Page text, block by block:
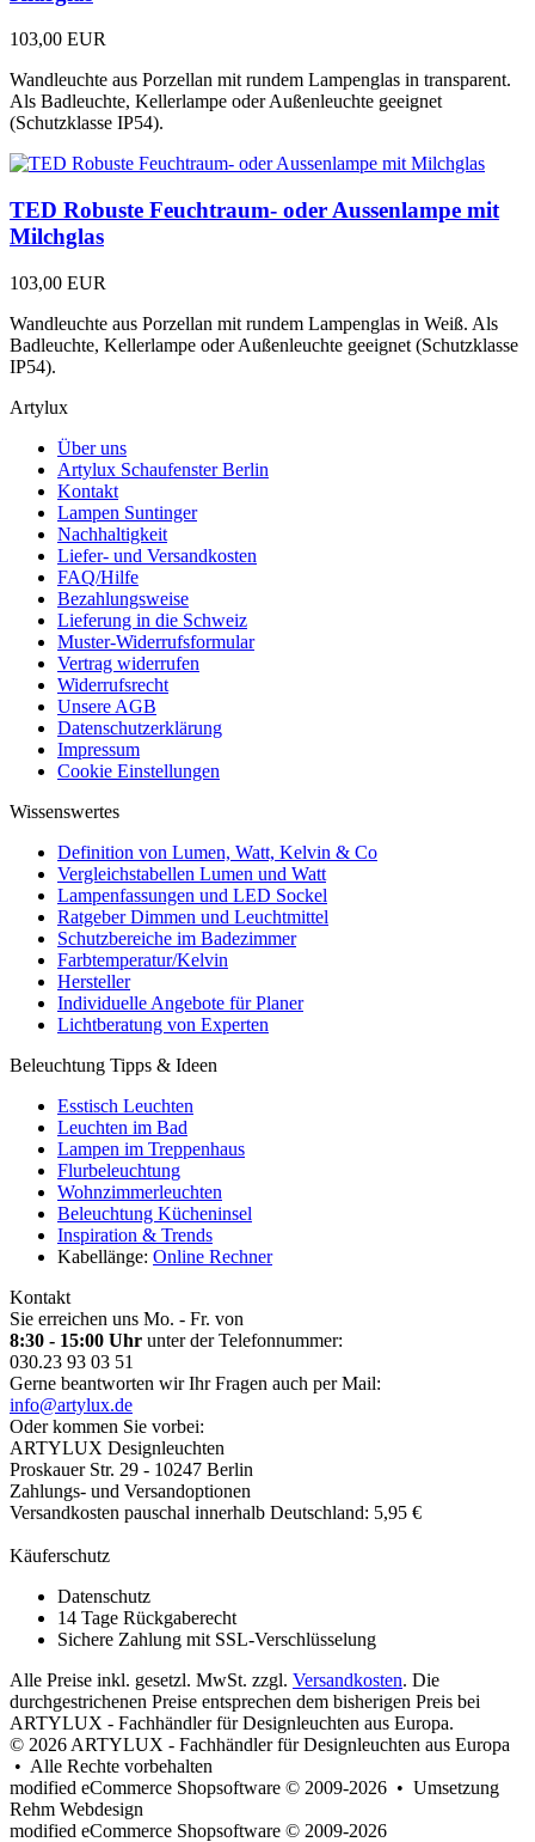
103,00 EUR
Wandleuchte aus Porzellan mit rundem Lampenglas in transparent.
Als Badleuchte, Kellerlampe oder Außenleuchte geeignet
(Schutzklasse IP54).
TED Robuste Feuchtraum- oder Aussenlampe mit
Milchglas
103,00 EUR
Wandleuchte aus Porzellan mit rundem Lampenglas in Weiß. Als
Badleuchte, Kellerlampe oder Außenleuchte geeignet (Schutzklasse
IP54).
Artylux
Über uns
Artylux Schaufenster Berlin
Kontakt
Lampen Suntinger
Nachhaltigkeit
Liefer- und Versandkosten
FAQ/Hilfe
Bezahlungsweise
Lieferung in die Schweiz
Muster-Widerrufsformular
Vertrag widerrufen
Widerrufsrecht
Unsere AGB
Datenschutzerklärung
Impressum
Cookie Einstellungen
Wissenswertes
Definition von Lumen, Watt, Kelvin & Co
Vergleichstabellen Lumen und Watt
Lampenfassungen und LED Sockel
Ratgeber Dimmen und Leuchtmittel
Schutzbereiche im Badezimmer
Farbtemperatur/Kelvin
Hersteller
Individuelle Angebote für Planer
Lichtberatung von Experten
Beleuchtung Tipps & Ideen
Esstisch Leuchten
Leuchten im Bad
Lampen im Treppenhaus
Flurbeleuchtung
Wohnzimmerleuchten
Beleuchtung Kücheninsel
Inspiration & Trends
Kabellänge: Online Rechner
Kontakt
Sie erreichen uns Mo. - Fr. von
8:30 - 15:00 Uhr unter der Telefonnummer:
030.23 93 03 51
Gerne beantworten wir Ihr Fragen auch per Mail:
info@artylux.de
Oder kommen Sie vorbei:
ARTYLUX Designleuchten
Proskauer Str. 29 - 10247 Berlin
Zahlungs- und Versandoptionen
Versandkosten pauschal innerhalb Deutschland: 5,95 €
Käuferschutz
Datenschutz
14 Tage Rückgaberecht
Sichere Zahlung mit SSL-Verschlüsselung
Alle Preise inkl. gesetzl. MwSt. zzgl. Versandkosten. Die
durchgestrichenen Preise entsprechen dem bisherigen Preis bei
ARTYLUX - Fachhändler für Designleuchten aus Europa.
© 2026 ARTYLUX - Fachhändler für Designleuchten aus Europa
• Alle Rechte vorbehalten
modified eCommerce Shopsoftware © 2009-2026 • Umsetzung
Rehm Webdesign
modified eCommerce Shopsoftware © 2009-2026